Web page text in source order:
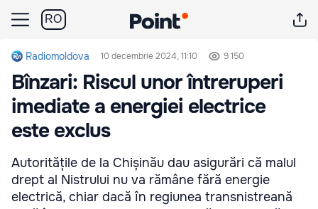
RO
Radiomoldova 10 decembrie 2024, 11:10 9 150
Bînzari: Riscul unor întreruperi
imediate a energiei electrice
este exclus
Autoritățile de la Chișinău dau asigurări că malul
drept al Nistrului nu va rămâne fără energie
electrică, chiar dacă în regiunea transnistreană